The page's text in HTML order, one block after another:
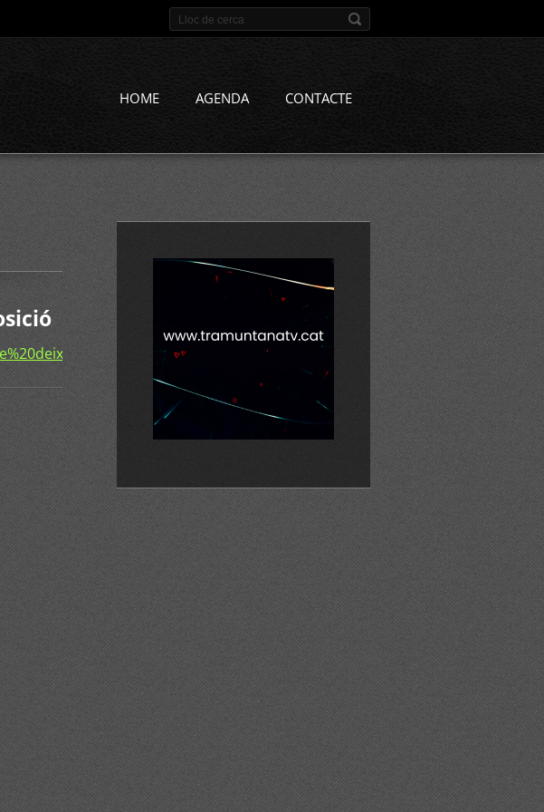
HOME AGENDA CONTACTE